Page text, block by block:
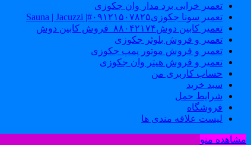
تعمیر خرابی برد مدار وان جکوزی
تعمیر سونا جکوزی۰۹۱۲۱۵۰۷۸۲۵#| Sauna | Jacuzzi
تعمیر کابین دوش۸۸۰۴۲۱۷۴_فروش کابین دوش
تعمیر و فروش بلوئر جکوزی
تعمیر و فروش موتور پمپ جکوزی
تعمیر و فروش هیتر وان جکوزی
حساب کاربری من
سبد خرید
شرایط حمل
فروشگاه
لیست علاقه مندی ها
مشاهده منو